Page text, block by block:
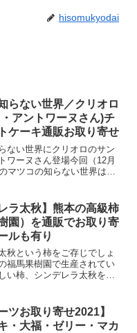
hisomukyodai
らない世界／クリオロ
アントワーヌさん)チ
ケーキ通販お取り寄せ
ない世界にクリオロのサン
ワーヌさん登場今回（12月
マツコの知らない世界は
します。チョコレートが好
と知ってい...
ラ太秋】熊本の高級柿
園）を通販でお取り寄
ルも有り
秋という柿をご存じでしょ
福馬果樹園で生産されてい
い柿、シンデレラ太秋をご
シンデレラ太秋の通販お取
！また、この...
ツお取り寄せ2021】
・大福・ゼリー・マカ